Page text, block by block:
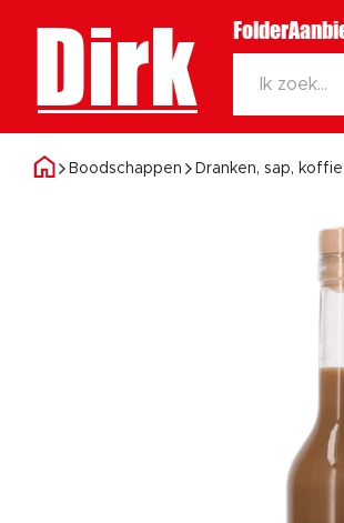
Dirk Folder
Boodschappen Dranken, sap,